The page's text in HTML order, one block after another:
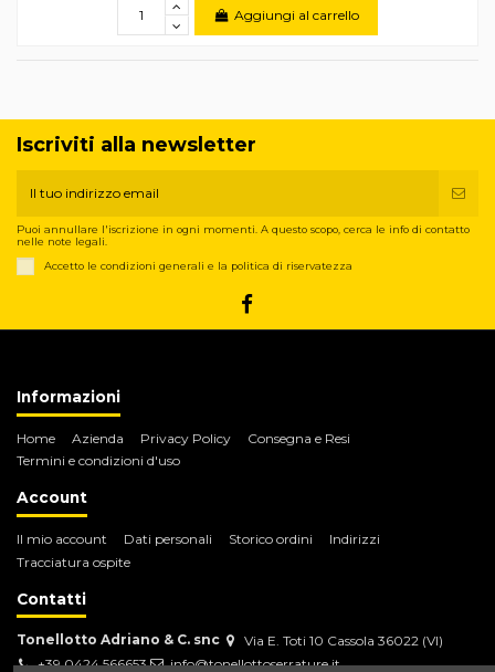
Aggiungi al carrello
Iscriviti alla newsletter
Puoi annullare l'iscrizione in ogni momenti. A questo scopo, cerca le info di contatto
nelle note legali.
Accetto le condizioni generali e la politica di riservatezza
Informazioni
Home Azienda Privacy Policy
Consegna e Resi
Termini e condizioni d'uso
Account
Il mio account Dati personali Storico ordini
Indirizzi
Tracciatura ospite
Contatti
Tonellotto Adriano & C. snc
Via E. Toti 10 Cassola 36022 (VI)
+39 0424 566653
info@tonellottoserrature.it